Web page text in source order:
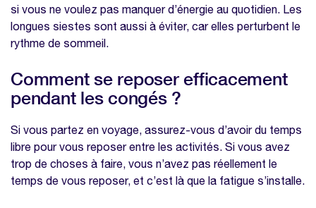
si vous ne voulez pas manquer d’énergie au quotidien. Les
longues siestes sont aussi à éviter, car elles perturbent le
rythme de sommeil.
Comment se reposer efficacement
pendant les congés ?
Si vous partez en voyage, assurez-vous d’avoir du temps
libre pour vous reposer entre les activités. Si vous avez
trop de choses à faire, vous n’avez pas réellement le
temps de vous reposer, et c’est là que la fatigue s’installe.